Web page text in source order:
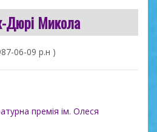
Дюрі Микола
06-09 р.н )
премія ім. Олеся